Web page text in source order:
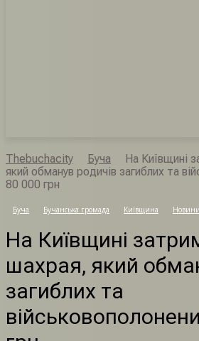
Thebuchacity Буча
На Київщині
який обманув родичів загиблих та
80 000 грн
Буча Бучанська громада Київщина Новини
На Київщині
шахрая, який
загиблих та